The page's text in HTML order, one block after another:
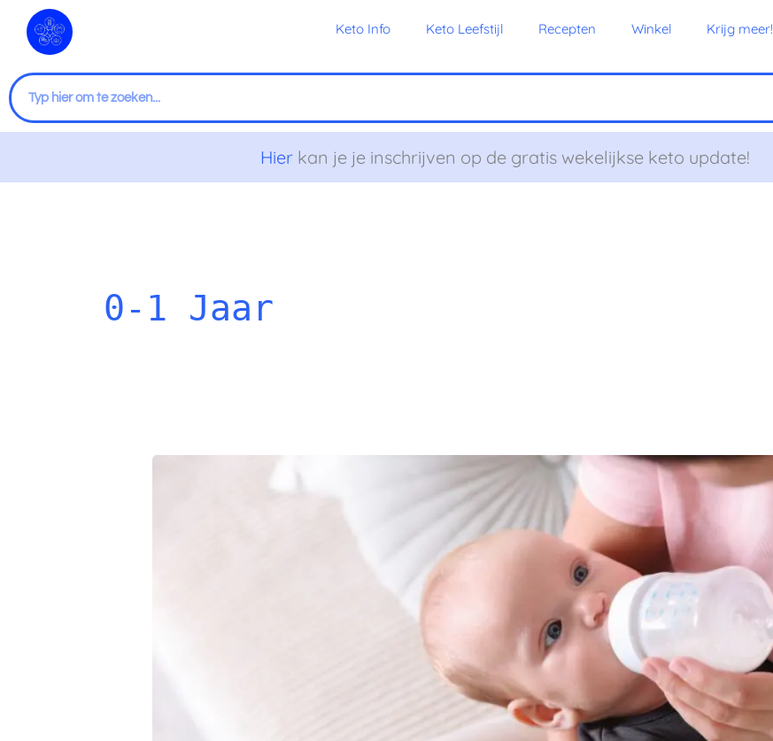
naar
inhoud
Keto Info Keto Leefstijl Recepten Winkel Krijg meer!
Zoeken
Hierkan je je inschrijven op de gratis wekelijkse keto update!
0-1 Jaar
borstvoeding?
van
borstvoeding
kieskeurige
eters